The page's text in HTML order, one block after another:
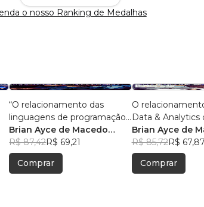
o nosso Ranking de Medalhas
“O relacionamento das
linguagens de programação
com o big data e analytics.”
Brian Ayce de Macedo
Marinho
R$ 87,42R$ 69,21
Comprar
O
Data & Analytics
Com 50
respostas.
Brian Ayce de
Marinho
R$ 85,72R$ 67,87
Comprar